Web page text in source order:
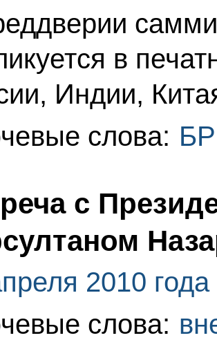
в
Индии,
слова:
с
2010 года
слова: